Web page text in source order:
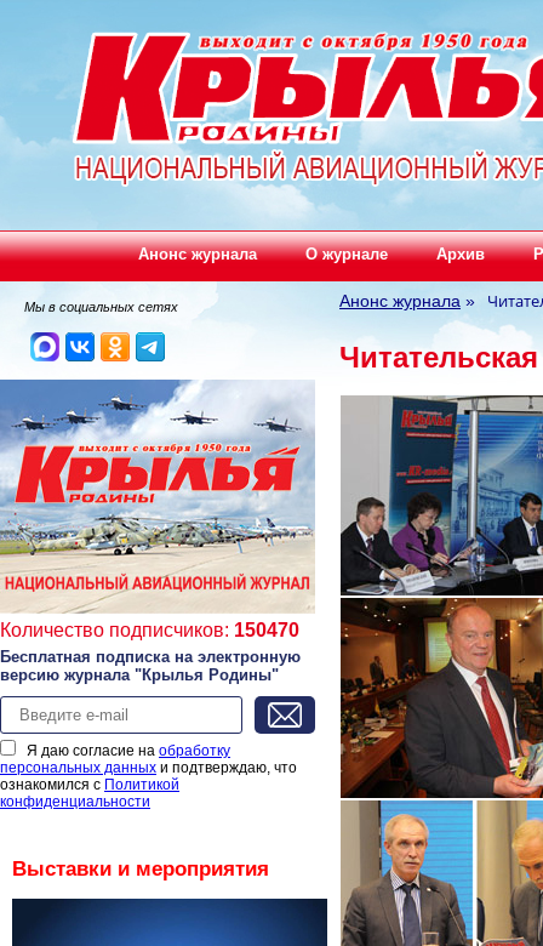
Анонс журнала О журнале Архив
Мы в социальных сетях
Количество подписчиков: 150470
Бесплатная подписка на электронную
версию журнала "Крылья Родины"
Я даю согласие на обработку
персональных данных и подтверждаю, что
ознакомился с Политикой
конфиденциальности
Выставки и мероприятия
Анонс журнала »